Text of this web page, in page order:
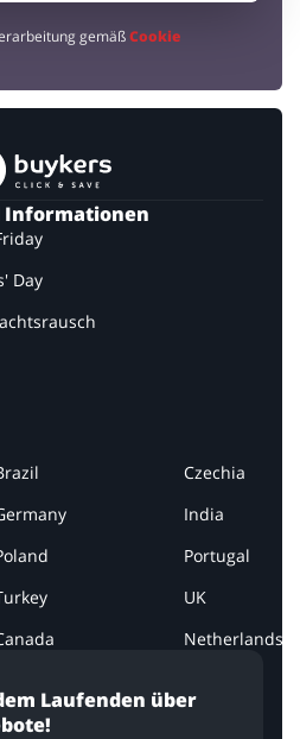
gemäßCookie
Laufenden über
Informationen
Day
Czechia
India
Portugal
UK
Netherlands